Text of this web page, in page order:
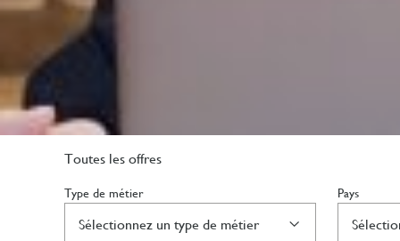
Toutes les offres
Type de métier Pays